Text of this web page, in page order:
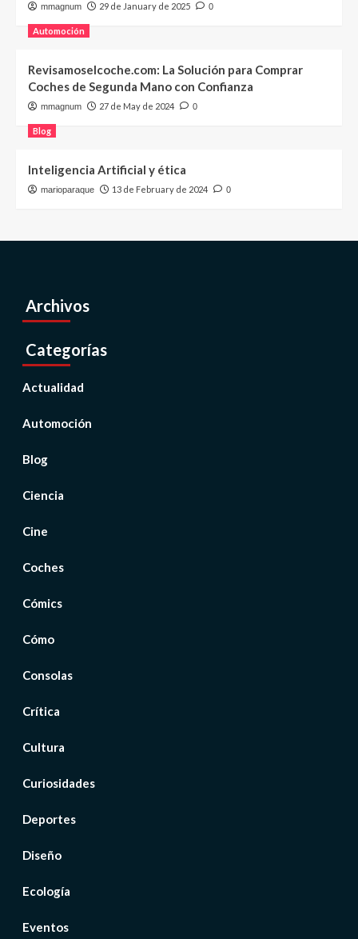
mmagnum 29 de January de 2025 0
Automoción
Revisamoselcoche.com: La Solución para Comprar
Coches de Segunda Mano con Confianza
mmagnum 27 de May de 2024 0
Blog
Inteligencia Artificial y ética
marioparaque 13 de February de 2024 0
Archivos
Categorías
Actualidad
Automoción
Blog
Ciencia
Cine
Coches
Cómics
Cómo
Consolas
Crítica
Cultura
Curiosidades
Deportes
Diseño
Ecología
Eventos